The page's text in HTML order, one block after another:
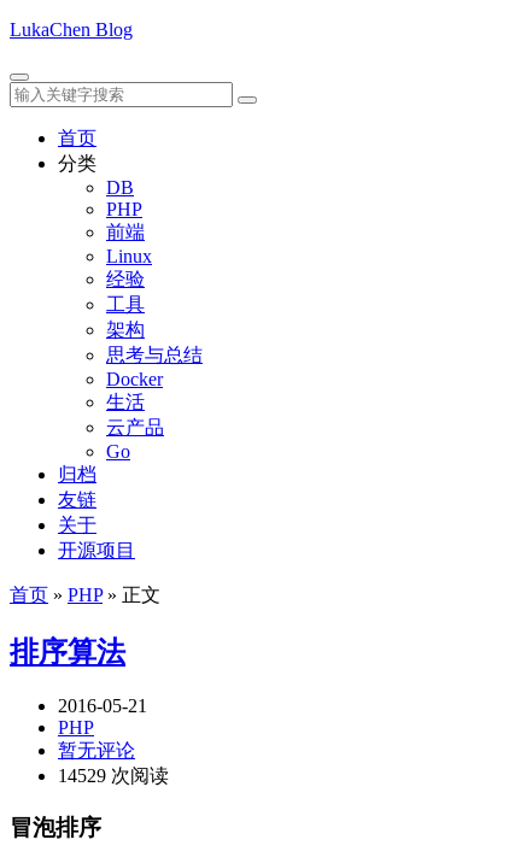
LukaChen Blog
首页
分类
DB
PHP
前端
Linux
经验
工具
架构
思考与总结
Docker
生活
云产品
Go
归档
友链
关于
开源项目
首页 » PHP» 正文
排序算法
2016-05-21
PHP
暂无评论
14529 次阅读
冒泡排序